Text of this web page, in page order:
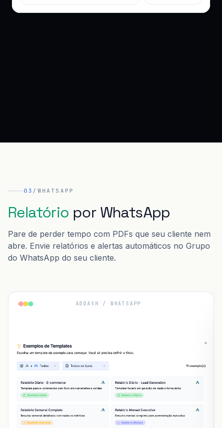
03 / WHATSAPP
Relatório por WhatsApp
Pare de perder tempo com PDFs que seu cliente nem
abre. Envie relatórios e alertas automáticos no Grupo
do WhatsApp do seu cliente.
ADDASH / WHATSAPP